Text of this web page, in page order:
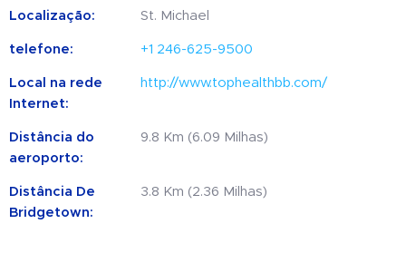
Localização: St. Michael
telefone: +1 246-625-9500
Local na rede
Internet:
http://www.tophealthbb.com/
Distância do
aeroporto:
9.8 Km (6.09 Milhas)
Distância De
Bridgetown:
3.8 Km (2.36 Milhas)